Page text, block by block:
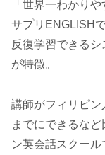
「世界一わかり
サプリENGLISH
反復学習できるシ
が特徴。
講師がフィリピ
までにできるな
ン英会話スクール